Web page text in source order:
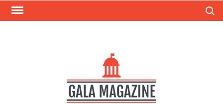
Skip